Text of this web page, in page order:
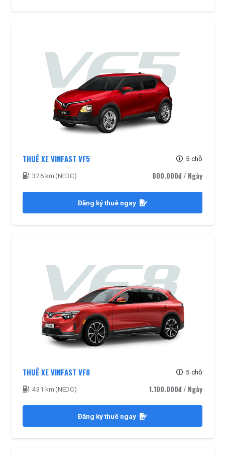
THUÊ XE VINFAST VF5 5 chỗ
326 km (NEDC) 800.000đ / Ngày
Đăng ký thuê ngay
THUÊ XE VINFAST VF8 5 chỗ
431 km (NEDC) 1.100.000đ / Ngày
Đăng ký thuê ngay